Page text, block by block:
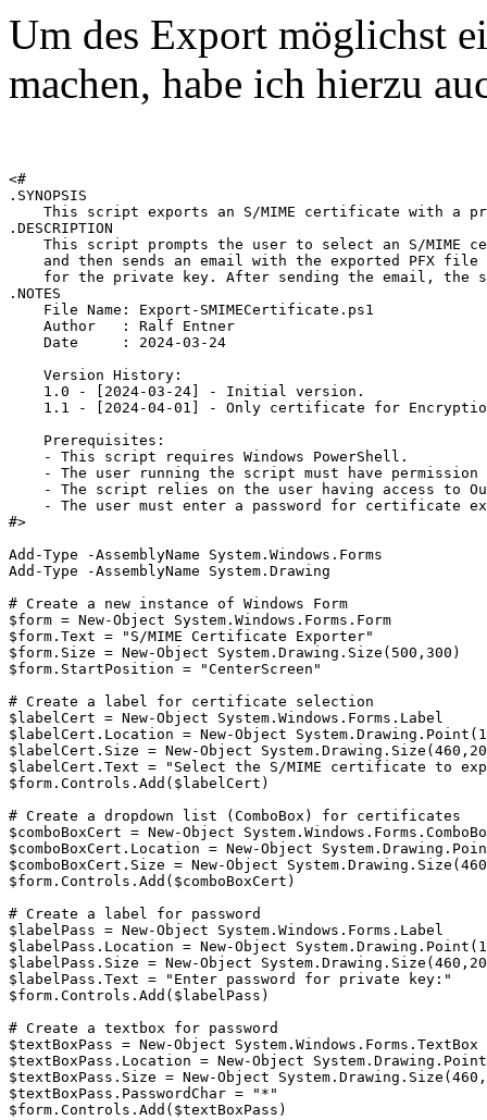
Um des Export möglichst
machen, habe ich hierzu
<#
.SYNOPSIS
This script exports an S/MIME certificate with a
.DESCRIPTION
This script prompts the user to select an S/MIME
and then sends an email with the exported PFX
for the private key. After sending the email, the
.NOTES
    File Name: Export-SMIMECertificate.ps1
    Author   : Ralf Entner
    Date     : 2024-03-24
    Version History:
    1.0 - [2024-03-24] - Initial version.
1.1 - [2024-04-01] - Only certificate for
    Prerequisites:
    - This script requires Windows PowerShell.
- The user running the script must have
- The script relies on the user having access to
- The user must enter a password for certificate
#>
Add-Type -AssemblyName System.Windows.Forms
Add-Type -AssemblyName System.Drawing
# Create a new instance of Windows Form
$form = New-Object System.Windows.Forms.Form
$form.Text = "S/MIME Certificate Exporter"
$form.Size = New-Object System.Drawing.Size(500,300)
$form.StartPosition = "CenterScreen"
# Create a label for certificate selection
$labelCert = New-Object System.Windows.Forms.Label
$labelCert.Location = New-Object
$labelCert.Size = New-Object
$labelCert.Text = "Select the S/MIME certificate to
$form.Controls.Add($labelCert)
# Create a dropdown list (ComboBox) for certificates
$comboBoxCert = New-Object
$comboBoxCert.Location = New-Object
$comboBoxCert.Size = New-Object
$form.Controls.Add($comboBoxCert)
# Create a label for password
$labelPass = New-Object System.Windows.Forms.Label
$labelPass.Location = New-Object
$labelPass.Size = New-Object
$labelPass.Text = "Enter password for private key:"
$form.Controls.Add($labelPass)
# Create a textbox for password
$textBoxPass = New-Object System.Windows.Forms.TextBox
$textBoxPass.Location = New-Object
$textBoxPass.Size = New-Object
$textBoxPass.PasswordChar = "*"
$form.Controls.Add($textBoxPass)